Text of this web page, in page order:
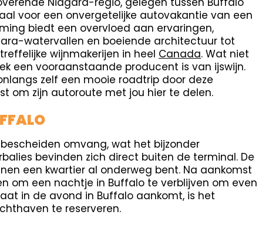
voor een onvergetelijke autovakantie van een
biedt een overvloed aan ervaringen,
watervallen en boeiende architectuur tot
wijnmakerijen in heel Canada. Wat niet
een vooraanstaande producent is van ijswijn.
zelf een mooie roadtrip door deze
om zijn autoroute met jou hier te delen.
omvang, wat het bijzonder
bevinden zich direct buiten de terminal. De
een kwartier al onderweg bent. Na aankomst
om een nachtje in Buffalo te verblijven om even
in de avond in Buffalo aankomt, is het
te reserveren.